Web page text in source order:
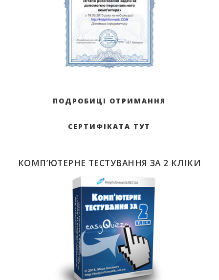
ПОДРОБИЦІ ОТРИМАННЯ
СЕРТИФІКАТА ТУТ
КОМП’ЮТЕРНЕ ТЕСТУВАННЯ ЗА 2 КЛІКИ